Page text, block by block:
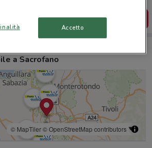
SCARICA L’APP
a Sacrofano
© MapTiler© OpenStreetMap contributors
Accetto